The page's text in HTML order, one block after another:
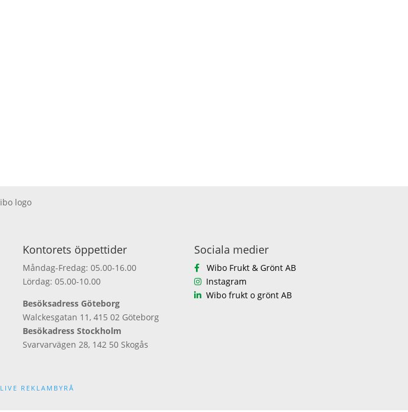
Kontorets öppettider
Måndag-Fredag: 05.00-16.00
Lördag: 05.00-10.00
Besöksadress Göteborg
Walckesgatan 11, 415 02 Göteborg
Besökadress Stockholm
Svarvarvägen 28, 142 50 Skogås
Sociala medier
Wibo Frukt & Grönt AB
Instagram
Wibo frukt o grönt AB
LIVE REKLAMBYRÅ